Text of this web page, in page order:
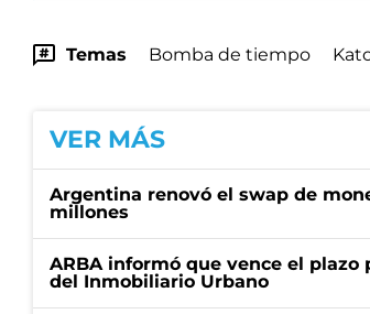
Temas Bomba de tiempo
VER MÁS
Argentina renovó el swap de
millones
ARBA informó que vence el
del Inmobiliario Urbano